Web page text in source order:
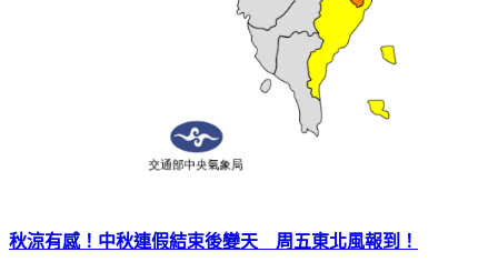
秋涼有感！中秋連假結束後變天 周五東北風報到！